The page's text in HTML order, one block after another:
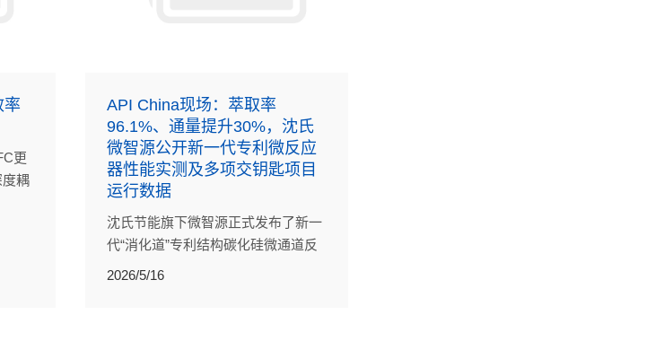
率
更
耦
平
API China现场：萃取率
96.1%、通量提升30%，沈氏
微智源公开新一代专利微反应
器性能实测及多项交钥匙项目
运行数据
沈氏节能旗下微智源正式发布了新一
代“消化道”专利结构碳化硅微通道反
应器。此次发布的新一代碳化硅微通
2026/5/16